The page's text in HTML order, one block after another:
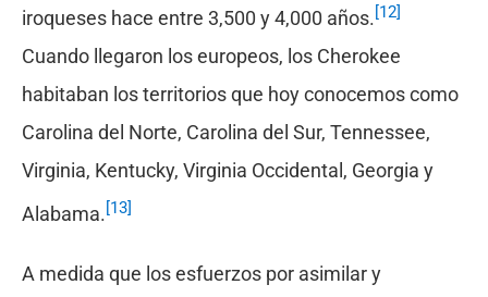
iroqueses hace entre 3,500 y 4,000 años.[12]
Cuando llegaron los europeos, los Cherokee
habitaban los territorios que hoy conocemos como
Carolina del Norte, Carolina del Sur, Tennessee,
Virginia, Kentucky, Virginia Occidental, Georgia y
Alabama.[13]
A medida que los esfuerzos por asimilar y